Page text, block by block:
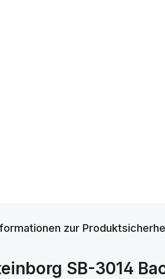
zur
SB-3014